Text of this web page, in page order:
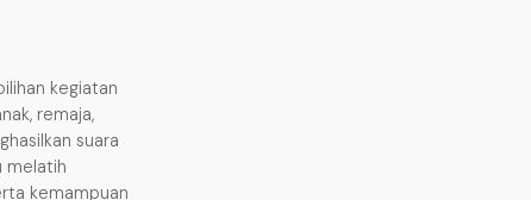
kegiatan
remaja,
suara
melatih
kemampuan